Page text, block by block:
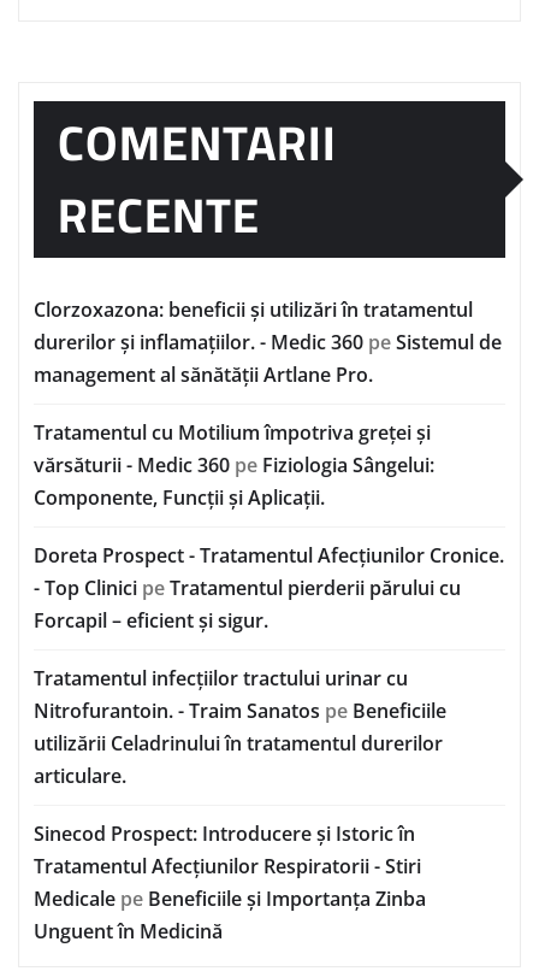
COMENTARII
RECENTE
Clorzoxazona: beneficii și utilizări în tratamentul
durerilor și inflamațiilor. - Medic 360 peSistemul de
management al sănătății Artlane Pro.
Tratamentul cu Motilium împotriva greței și
vărsăturii - Medic 360 pe Fiziologia Sângelui:
Componente, Funcții și Aplicații.
Doreta Prospect - Tratamentul Afecțiunilor Cronice.
- Top Clinici peTratamentul pierderii părului cu
Forcapil – eficient și sigur.
Tratamentul infecțiilor tractului urinar cu
Nitrofurantoin. - Traim Sanatos pe Beneficiile
utilizării Celadrinului în tratamentul durerilor
articulare.
Sinecod Prospect: Introducere și Istoric în
Tratamentul Afecțiunilor Respiratorii - Stiri
Medicale pe Beneficiile și Importanța Zinba
Unguent în Medicină